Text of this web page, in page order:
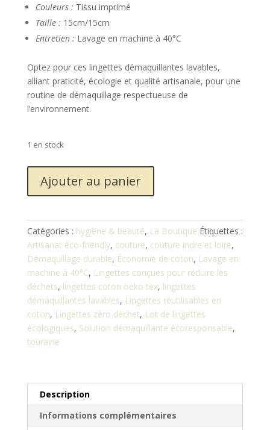
Couleurs : Tissu imprimé
Taille : 15cm/15cm
Entretien : Lavage en machine à 40°C
Optez pour ces lingettes démaquillantes lavables,
alliant praticité, écologie et qualité artisanale, pour une
routine de démaquillage respectueuse de
l’environnement.
1 en stock
Lot
Lingettes
Lavables
Ajouter au panier
Catégories : hygiène & beauté, La Boutique Étiquettes :
Artisanat éco-friendly, couture, couture indre et loire,
Démaquillage durable, Économie de coton, Lavage en
machine à 40°C, Lingettes conçues pour réduire les
déchets, lingettes coton oeko tex, lingettes
démaquillantes lavables, Lingettes réutilisables en
coton, Lingettes zéro déchet, Lot de lingettes
écologiques, Solution démaquillante écoresponsable,
touraine
Description
Informations complémentaires